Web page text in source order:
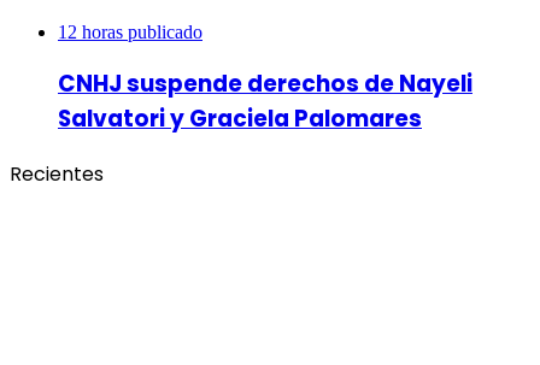
12 horas publicado
CNHJ suspende derechos de Nayeli
Salvatori y Graciela Palomares
Recientes